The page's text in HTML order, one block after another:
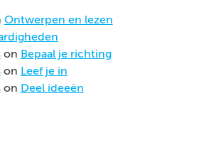
Ontwerpen en lezen
on Bepaal je richting
on Leef je in
on Deel ideeën